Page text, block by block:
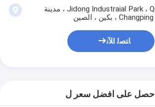
حديقة Jidong Industraial Park ، Qianbaihujian ، مدينة
ﺎﺘﺼﻟ ﺍﻶﻧ
احصل على افضل سعر ل